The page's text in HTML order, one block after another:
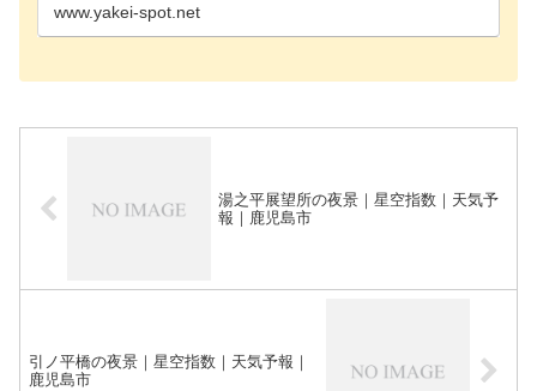
www.yakei-spot.net
湯之平展望所の夜景｜星空指数｜天気予
報｜鹿児島市
引ノ平橋の夜景｜星空指数｜天気予報｜
鹿児島市